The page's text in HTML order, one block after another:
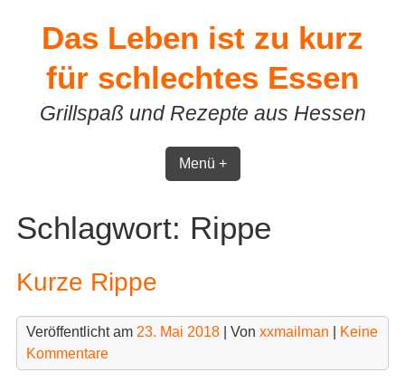
contentDas Leben ist zu kurz
für schlechtes Essen
Grillspaß und Rezepte aus Hessen
Menü +
Schlagwort: Rippe
Kurze Rippe
Veröffentlicht am 23. Mai 2018| Von xxmailman
Keine
Kommentare